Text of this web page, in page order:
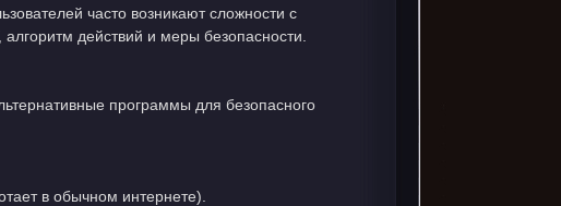
часто возникают сложности с
действий и меры безопасности.
программы для безопасного
в обычном интернете).